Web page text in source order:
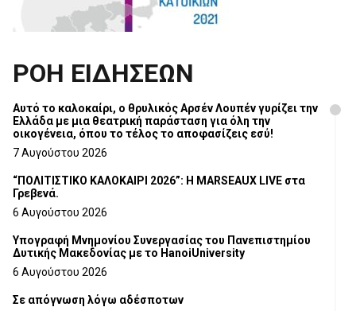
ΡΟΗ ΕΙΔΗΣΕΩΝ
Αυτό το καλοκαίρι, ο θρυλικός Αρσέν Λουπέν γυρίζει την
Ελλάδα με μια θεατρική παράσταση για όλη την
οικογένεια, όπου το τέλος το αποφασίζεις εσύ!
7 Αυγούστου 2026
“ΠΟΛΙΤΙΣΤΙΚΟ ΚΑΛΟΚΑΙΡΙ 2026”: Η MARSEAUX LIVE στα
Γρεβενά.
6 Αυγούστου 2026
Υπογραφή Μνημονίου Συνεργασίας του Πανεπιστημίου
Δυτικής Μακεδονίας με το HanoiUniversity
6 Αυγούστου 2026
Σε απόγνωση λόγω αδέσποτων